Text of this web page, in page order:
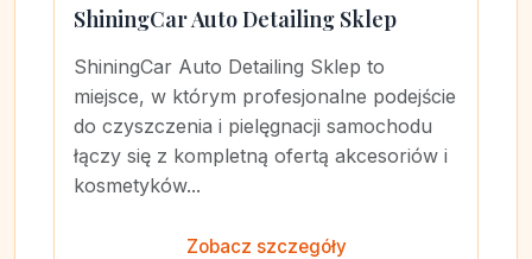
ShiningCar Auto Detailing Sklep
ShiningCar Auto Detailing Sklep to
miejsce, w którym profesjonalne podejście
do czyszczenia i pielęgnacji samochodu
łączy się z kompletną ofertą akcesoriów i
kosmetyków...
Zobacz szczegóły